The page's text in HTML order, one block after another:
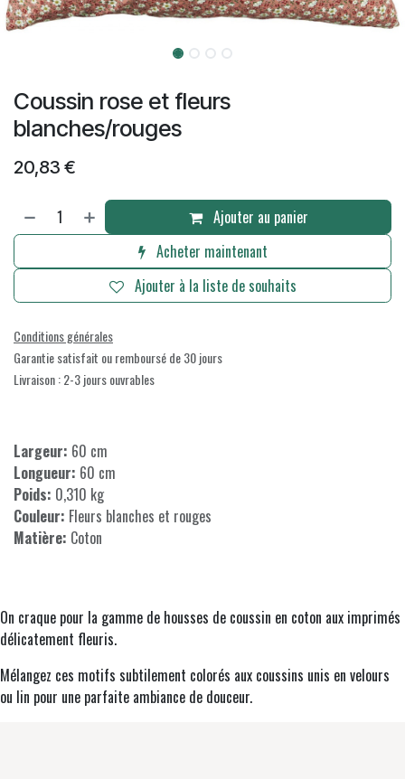
Coussin rose et fleurs
blanches/rouges
20,83 €
Ajouter au panier
Acheter maintenant
Ajouter à la liste de souhaits
Conditions générales
Garantie satisfait ou remboursé de 30 jours
Livraison : 2-3 jours ouvrables
Largeur: 60 cm
Longueur: 60 cm
Poids: 0,310 kg
Couleur: Fleurs blanches et rouges
Matière: Coton
On craque pour la gamme de housses de coussin en coton aux imprimés
délicatement fleuris.
Mélangez ces motifs subtilement colorés aux coussins unis en velours
ou lin pour une parfaite ambiance de douceur.